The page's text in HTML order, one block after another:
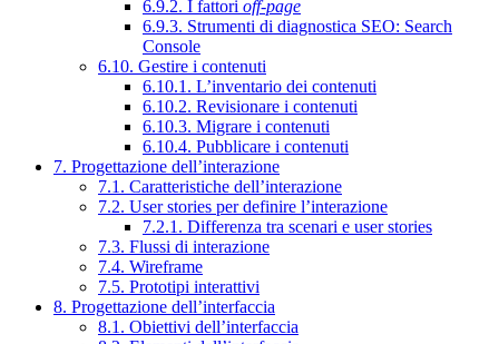
6.9.2. I fattori off-page
6.9.3. Strumenti di diagnostica SEO: Search
Console
6.10. Gestire i contenuti
6.10.1. L’inventario dei contenuti
6.10.2. Revisionare i contenuti
6.10.3. Migrare i contenuti
6.10.4. Pubblicare i contenuti
7. Progettazione dell’interazione
7.1. Caratteristiche dell’interazione
7.2. User stories per definire l’interazione
7.2.1. Differenza tra scenari e user stories
7.3. Flussi di interazione
7.4. Wireframe
7.5. Prototipi interattivi
8. Progettazione dell’interfaccia
8.1. Obiettivi dell’interfaccia